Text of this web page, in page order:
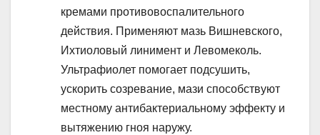
кремами противовоспалительного
действия. Применяют мазь Вишневского,
Ихтиоловый линимент и Левомеколь.
Ультрафиолет помогает подсушить,
ускорить созревание, мази способствуют
местному антибактериальному эффекту и
вытяжению гноя наружу.